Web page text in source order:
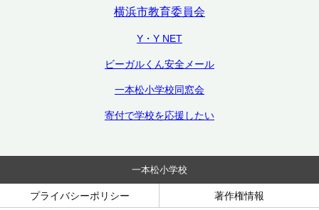
横浜市教育委員会
Y・Y NET
ビーガルくん安全メール
一本松小学校同窓会
寄付で学校を応援したい
一本松小学校
プライバシーポリシー 著作権情報